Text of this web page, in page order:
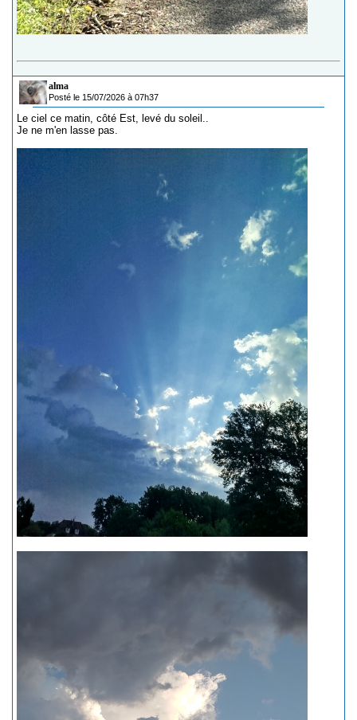
alma
Posté le 15/07/2026 à 07h37
Le ciel ce matin, côté Est, levé du soleil..
Je ne m'en lasse pas.